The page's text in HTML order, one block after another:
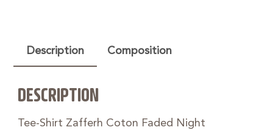
Description Composition
DESCRIPTION
Tee-Shirt Zafferh Coton Faded Night